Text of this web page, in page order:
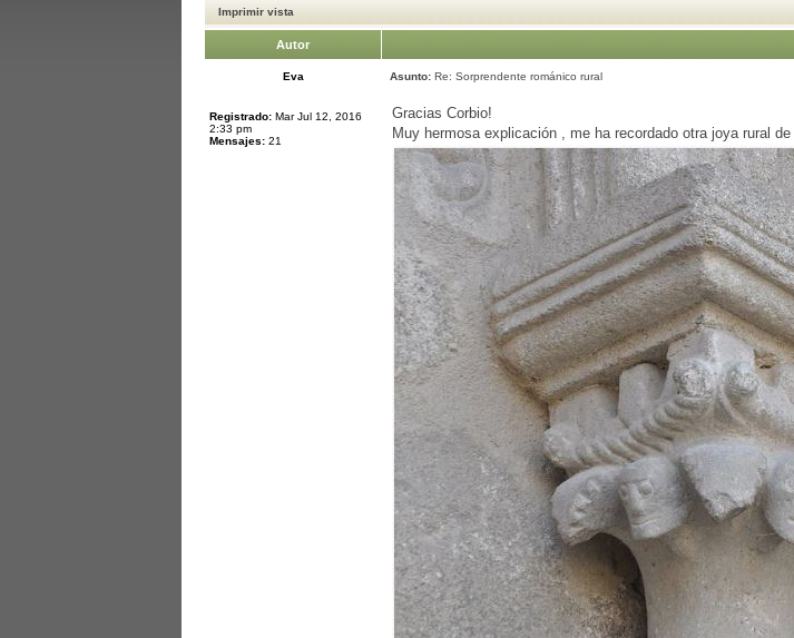
Imprimir vista
Autor
Eva Asunto: Re: Sorprendente románico rural
Registrado: Mar Jul 12, 2016
2:33 pm
Mensajes: 21
Gracias Corbio!
Muy hermosa explicación , me ha recordado otra joya rural